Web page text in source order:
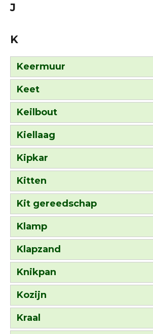
J
K
Keermuur
Keet
Keilbout
Kiellaag
Kipkar
Kitten
Kit gereedschap
Klamp
Klapzand
Knikpan
Kozijn
Kraal